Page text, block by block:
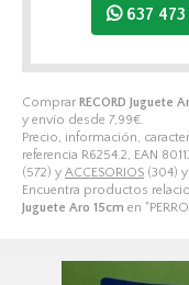
Comprar RECORD Juguete
y envío desde 7,99€
Precio, información,
referencia R6254.2, EAN
(572) y ACCESORIOS (304)
Encuentra productos
Juguete Aro 15cm en
637